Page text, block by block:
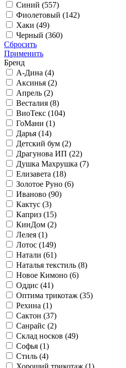
Синий (557)
Фиолетовый (142)
Хаки (49)
Черный (360)
Сбросить
Применить
Бренд
А-Дина (4)
Аксинья (2)
Апрель (2)
Весталия (8)
ВиоТекс (104)
ГоМани (1)
Дарья (14)
Детский бум (2)
Драгунова ИП (22)
Душка Махрушка (7)
Елизавета (18)
Золотое Руно (6)
Иваново (90)
Кактус (3)
Каприз (15)
КинДом (2)
Лелея (1)
Лотос (149)
Натали (61)
Наталья текстиль (8)
Новое Кимоно (6)
Оддис (41)
Оптима трикотаж (35)
Рехина (1)
Сактон (37)
Санрайс (2)
Склад носков (49)
Софья (1)
Стиль (4)